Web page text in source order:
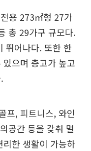
용 273㎡형 27가
총 29가구 규모다.
뛰어나다. 또한 한
으며 층고가 높고
프, 피트니스, 와인
공간 등을 갖춰 멀
한 생활이 가능하